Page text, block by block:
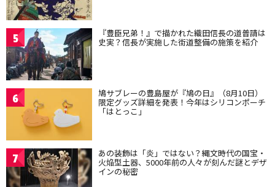
5 『豊臣兄弟！』で描かれた織田信長の道普請は
史実？信長が実施した街道整備の施策を紹介
6 鳩サブレーの豊島屋が『鳩の日』（8月10日）
限定グッズ詳細を発表！今年はシリコンポーチ
「はとっこ」
7 あの装飾は「炎」ではない？縄文時代の国宝・
火焔型土器、5000年前の人々が刻んだ謎とデザ
インの秘密